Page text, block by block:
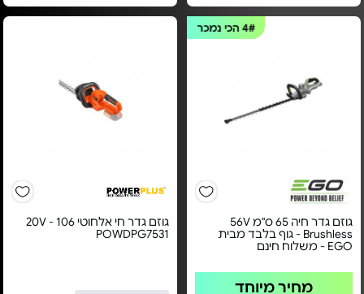
4#הכי נמכר
גוזם גדר חיה 65 ס"מ 56V
Brushless - גוף בלבד מבית
EGO - משלוח חינם
מחיר מיוחד
גוזם גדר חי אלחוטי 20V - 106
POWDPG7531